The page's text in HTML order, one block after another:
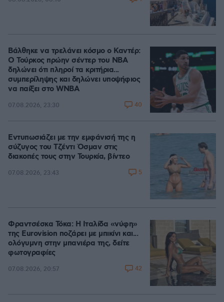
Βάλθηκε να τρελάνει κόσμο ο Καντέρ:
Ο Τούρκος πρώην σέντερ του NBA
δηλώνει ότι πληροί τα κριτήρια...
συμπερίληψης και δηλώνει υποψήφιος
να παίξει στο WNBA
07.08.2026, 23:30 40
Εντυπωσιάζει με την εμφάνισή της η
σύζυγος του Τζέντι Όσμαν στις
διακοπές τους στην Τουρκία, βίντεο
07.08.2026, 23:43 5
Φραντσέσκα Τόκα: Η Ιταλίδα «νύφη»
της Eurovision ποζάρει με μπικίνι και...
ολόγυμνη στην μπανιέρα της, δείτε
φωτογραφίες
07.08.2026, 20:57 42